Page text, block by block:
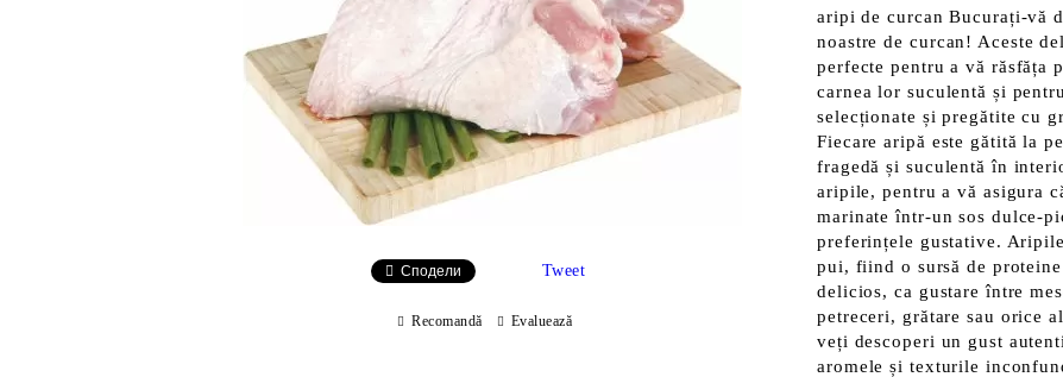
aripi de curcan Bucurați-vă
noastre de curcan! Aceste
perfecte pentru a vă răsfăța
carnea lor suculentă și
selecționate și pregătite cu
Fiecare aripă este gătită la
fragedă și suculentă în
aripile, pentru a vă asigura
marinate într-un sos dulce-
preferințele gustative.
pui, fiind o sursă de
delicios, ca gustare între
petreceri, grătare sau orice
veți descoperi un gust
aromele și texturile
Сподели Tweet
Recomandă Evaluează